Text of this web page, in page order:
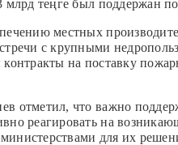
теңге был поддержан
местных
с крупными
на поставку
отметил, что важно
реагировать на
для их